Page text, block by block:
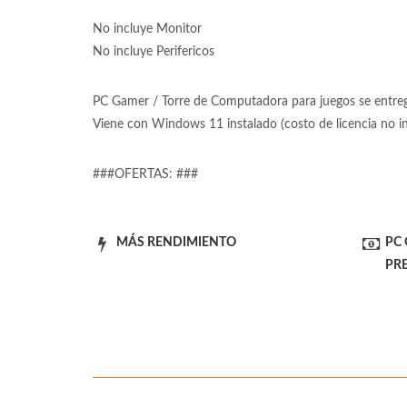
No incluye Monitor
No incluye Perifericos
PC Gamer / Torre de Computadora para juegos se
Viene con Windows 11 instalado (costo de licencia no
###OFERTAS: ###
MÁS RENDIMIENTO
PC